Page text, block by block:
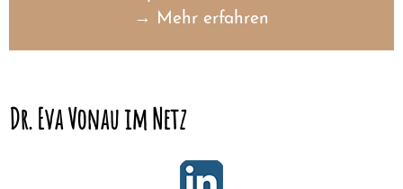
→ Mehr erfahren
sicher!
Dr. Eva Vonau im Netz